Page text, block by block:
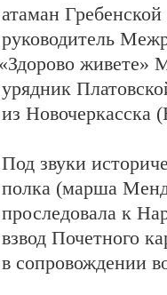
атаман
руководитель
«Здорово живете»
урядник
из Новочеркасска
Под звуки
полка (марша
проследовала к
взвод Почетного
в сопровождении